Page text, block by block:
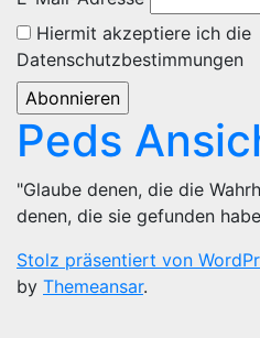
Hiermit akzeptiere ich die
Datenschutzbestimmungen
Peds
"Glaube denen, die die
denen, die sie gefunden
Stolz präsentiert von
by Themeansar.